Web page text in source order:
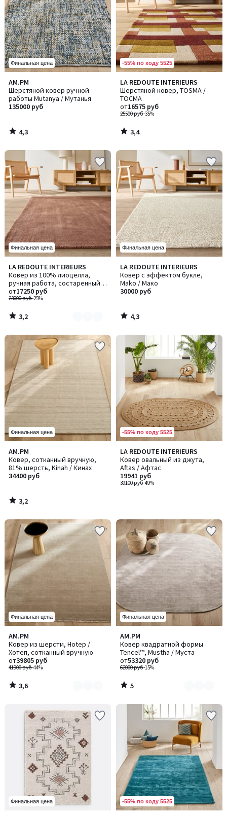
Финальная цена
AM.PM
Шерстяной ковер ручной
работы Mutanya / Мутанья
135000 руб
4,3
/ 5
4,3
/
-55% по коду 5525
LA REDOUTE INTERIEURS
Шерстяной ковер, TOSMA /
ТОСМА
25500 руб-35%
от16575 руб
3,4
/ 5
3,4
/
Финальная цена
LA REDOUTE INTERIEURS
Ковер из 100% лиоцелла,
ручная работа, состаренный
вид, IZRI / ИЗРИ
23000 руб-25%
от17250 руб
3,2
/ 5
Количество
цветов:
2
3,2
/
Финальная цена
LA REDOUTE INTERIEURS
Ковер с эффектом букле,
Mako / Мако
30000 руб
4,3
/ 5
4,3
/
Финальная цена
AM.PM
Ковер, сотканный вручную,
81% шерсть, Kinah / Кинах
34400 руб
3,2
/ 5
3,2
/
-55% по коду 5525
LA REDOUTE INTERIEURS
Ковер овальный из джута,
Aftas / Афтас
39100 руб-49%
19941 руб
Финальная цена
AM.PM
Ковер из шерсти, Hotep /
Хотеп, сотканный вручную
41900 руб-44%
от39805 руб
3,6
/ 5
Количество
цветов:
4
3,6
/
Финальная цена
AM.PM
Ковер квадратной формы
Tencel™, Mustha / Муста
62000 руб-15%
от53320 руб
5
/
5
Количество
цветов:
2
5
/
Финальная цена -55% по коду 5525